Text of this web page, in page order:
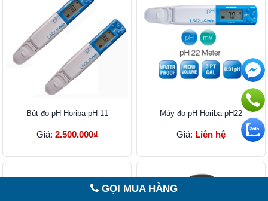
Bút đo pH Horiba pH 11
Giá: 2.500.000₫
Máy đo pH Horiba pH22
Giá: Liên hệ
GỌI MUA HÀNG